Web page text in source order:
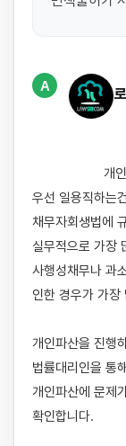
A
우선 일용직하는
채무자회생법에
실무적으로 가장
사행성채무나 과
인한 경우가 가장
개인파산을 진행
법률대리인을 통
개인파산에 문제
확인합니다.